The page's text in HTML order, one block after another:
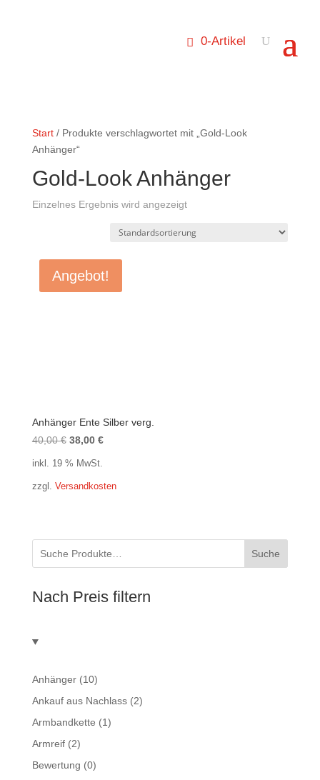
0-Artikel
Start/ Produkte verschlagwortet mit „Gold-Look
Anhänger“
Gold-Look Anhänger
Einzelnes Ergebnis wird angezeigt
Angebot!
Anhänger Ente Silber verg.
40,00€ Ursprünglicher
40,00 €
38,00 €Aktueller
38,00 €.
inkl. 19 % MwSt.
zzgl. Versandkosten
Suche
Nach Preis filtern
Anhänger(10)
Ankauf aus Nachlass(2)
Armbandkette (1)
Armreif(2)
Bewertung (0)